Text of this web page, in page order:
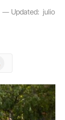
Updated: julio